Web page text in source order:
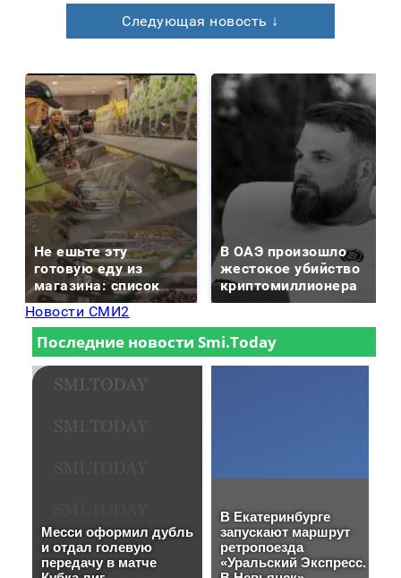
Следующая новость ↓
Не ешьте эту
готовую еду из
магазина: список
В ОАЭ произошло
жестокое убийство
криптомиллионера
Новости СМИ2